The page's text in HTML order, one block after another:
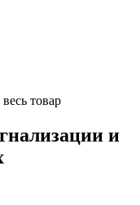
товар
и